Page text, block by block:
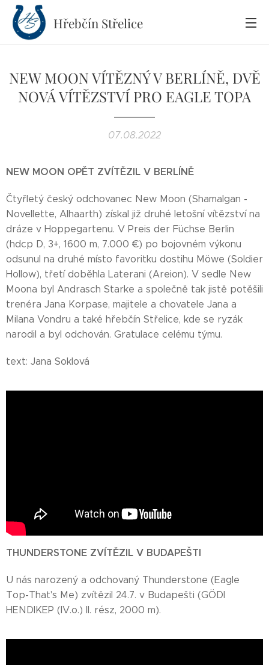
Hřebčín Střelice
NEW MOON VÍTĚZNÝ V BERLÍNĚ, DVĚ
NOVÁ VÍTĚZSTVÍ PRO EAGLE TOPA
07.08.2022
NEW MOON OPĚT ZVÍTĚZIL V BERLÍNĚ
Čtyřletý český odchovanec New Moon (Shamalgan -
Novellette, Alhaarth) získal již druhé letošní vítězství na
dráze v Hoppegartenu. V Preis der Füchse Berlin
(hdcp D, 3+, 1600 m, 7.000 €) po bojovném výkonu
odsunul na druhé místo favoritku dostihu Möwe (Soldier
Hollow), třetí doběhla Laterani (Areion). V sedle New
Moona byl Andrasch Starke a společně tak jistě potěšili
trenéra Jana Korpase, majitele a chovatele Jana a
Milana Vondru a také hřebčín Střelice, kde se ryzák
narodil a byl odchován. Gratulace celému týmu.
text: Jana Soklová
THUNDERSTONE ZVÍTĚZIL V BUDAPEŠTI
U nás narozený a odchovaný Thunderstone (Eagle
Top-That's Me) zvítězil 24.7. v Budapešti (GÖDI
HENDIKEP (IV.o.) II. rész, 2000 m).